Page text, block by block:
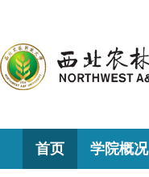
首页 学院概况